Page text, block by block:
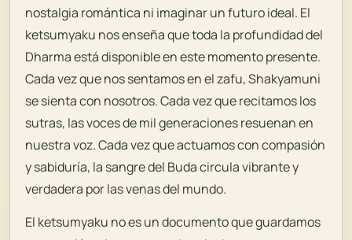
nostalgia romántica ni imaginar un futuro ideal. El
ketsumyaku nos enseña que toda la profundidad del
Dharma está disponible en este momento presente.
Cada vez que nos sentamos en el zafu, Shakyamuni
se sienta con nosotros. Cada vez que recitamos los
sutras, las voces de mil generaciones resuenan en
nuestra voz. Cada vez que actuamos con compasión
y sabiduría, la sangre del Buda circula vibrante y
verdadera por las venas del mundo.
El ketsumyaku no es un documento que guardamos